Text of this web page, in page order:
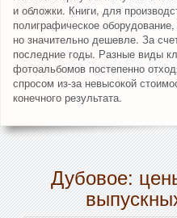
и обложки. Книги, для
полиграфическое
но значительно дешевле. За
последние годы. Разные виды
фотоальбомов постепенно
спросом из-за невысокой
конечного результата.
Дубовое: